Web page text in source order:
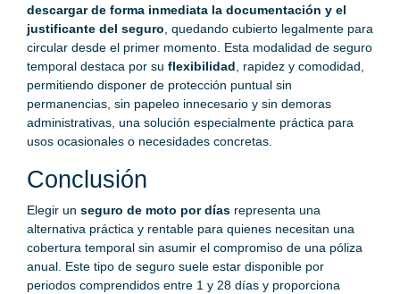
descargar de forma inmediata la documentación y el
justificante del seguro , quedando cubierto legalmente para
circular desde el primer momento. Esta modalidad de seguro
temporal destaca por su flexibilidad , rapidez y comodidad,
permitiendo disponer de protección puntual sin
permanencias, sin papeleo innecesario y sin demoras
administrativas, una solución especialmente práctica para
usos ocasionales o necesidades concretas.
Conclusión
Elegir un seguro de moto por días representa una
alternativa práctica y rentable para quienes necesitan una
cobertura temporal sin asumir el compromiso de una póliza
anual. Este tipo de seguro suele estar disponible por
periodos comprendidos entre 1 y 28 días y proporciona